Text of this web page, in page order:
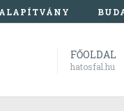
FŐOLDAL
hatosfal.hu